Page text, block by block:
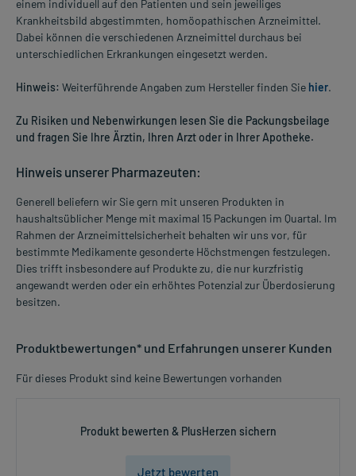
einem individuell auf den Patienten und sein jeweiliges
Krankheitsbild abgestimmten, homöopathischen Arzneimittel.
Dabei können die verschiedenen Arzneimittel durchaus bei
unterschiedlichen Erkrankungen eingesetzt werden.
Hinweis: Weiterführende Angaben zum Hersteller finden Sie hier.
Zu Risiken und Nebenwirkungen lesen Sie die Packungsbeilage
und fragen Sie Ihre Ärztin, Ihren Arzt oder in Ihrer Apotheke.
Hinweis unserer Pharmazeuten:
Generell beliefern wir Sie gern mit unseren Produkten in
haushaltsüblicher Menge mit maximal 15 Packungen im Quartal. Im
Rahmen der Arzneimittelsicherheit behalten wir uns vor, für
bestimmte Medikamente gesonderte Höchstmengen festzulegen.
Dies trifft insbesondere auf Produkte zu, die nur kurzfristig
angewandt werden oder ein erhöhtes Potenzial zur Überdosierung
besitzen.
Produktbewertungen* und Erfahrungen unserer Kunden
Für dieses Produkt sind keine Bewertungen vorhanden
Produkt bewerten & PlusHerzen sichern
Jetzt bewerten